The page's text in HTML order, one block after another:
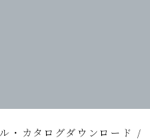
・カタログダウンロード /